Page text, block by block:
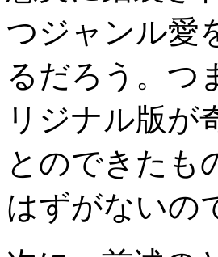
つジャンル愛
るだろう。つ
リジナル版が
とのできたも
はずがないの